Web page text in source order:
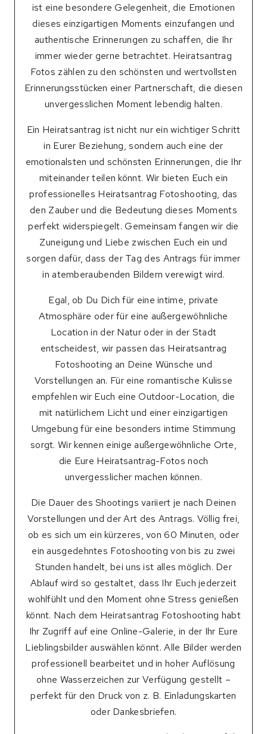
ist eine besondere Gelegenheit, die Emotionen
dieses einzigartigen Moments einzufangen und
authentische Erinnerungen zu schaffen, die Ihr
immer wieder gerne betrachtet. Heiratsantrag
Fotos zählen zu den schönsten und wertvollsten
Erinnerungsstücken einer Partnerschaft, die diesen
unvergesslichen Moment lebendig halten.
Ein Heiratsantrag ist nicht nur ein wichtiger Schritt
in Eurer Beziehung, sondern auch eine der
emotionalsten und schönsten Erinnerungen, die Ihr
miteinander teilen könnt. Wir bieten Euch ein
professionelles Heiratsantrag Fotoshooting, das
den Zauber und die Bedeutung dieses Moments
perfekt widerspiegelt. Gemeinsam fangen wir die
Zuneigung und Liebe zwischen Euch ein und
sorgen dafür, dass der Tag des Antrags für immer
in atemberaubenden Bildern verewigt wird.
Egal, ob Du Dich für eine intime, private
Atmosphäre oder für eine außergewöhnliche
Location in der Natur oder in der Stadt
entscheidest, wir passen das Heiratsantrag
Fotoshooting an Deine Wünsche und
Vorstellungen an. Für eine romantische Kulisse
empfehlen wir Euch eine Outdoor-Location, die
mit natürlichem Licht und einer einzigartigen
Umgebung für eine besonders intime Stimmung
sorgt. Wir kennen einige außergewöhnliche Orte,
die Eure Heiratsantrag-Fotos noch
unvergesslicher machen können.
Die Dauer des Shootings variiert je nach Deinen
Vorstellungen und der Art des Antrags. Völlig frei,
ob es sich um ein kürzeres, von 60 Minuten, oder
ein ausgedehntes Fotoshooting von bis zu zwei
Stunden handelt, bei uns ist alles möglich. Der
Ablauf wird so gestaltet, dass Ihr Euch jederzeit
wohlfühlt und den Moment ohne Stress genießen
könnt. Nach dem Heiratsantrag Fotoshooting habt
Ihr Zugriff auf eine Online-Galerie, in der Ihr Eure
Lieblingsbilder auswählen könnt. Alle Bilder werden
professionell bearbeitet und in hoher Auflösung
ohne Wasserzeichen zur Verfügung gestellt –
perfekt für den Druck von z. B. Einladungskarten
oder Dankesbriefen.